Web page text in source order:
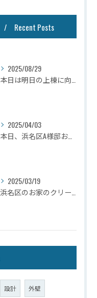
Recent Posts
2025/08/29
本日は明日の上棟に向けて先行足場の施工をさせて頂きました。
2025/04/03
本日、浜名区A様邸お引き渡しさせて頂きました☆
2025/03/19
浜名区のお家のクリーニングが完了しましたので壁掛けテレビを設...
設計 外壁